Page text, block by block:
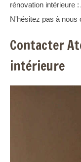
rénovation intérieure
N'hésitez pas à nous
Contacter
intérieure